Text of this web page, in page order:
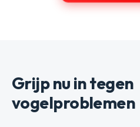
Grijp nu in tegen
vogelproblemen